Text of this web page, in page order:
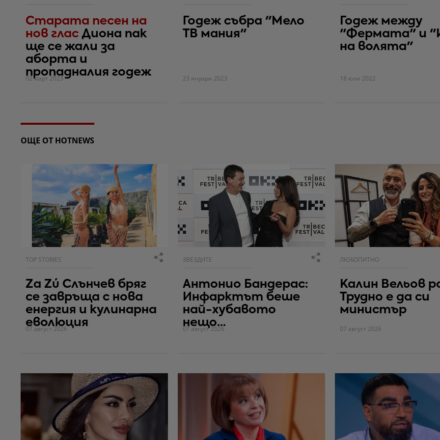
Старата песен на
нов глас Диона пак
ще се жали за
аборта и
пропадналия годеж
02 март 2023
Годеж събра "Мело
ТВ мания"
23 януари 2023
Годеж между
"Фермата" и
на волята"
18 юли 2022
ОЩЕ ОТ HOTNEWS
TOP STORIES
Za Zú Слънчев бряг
се завръща с нова
енергия и кулинарна
еволюция
07 август 2026
ЗВЕЗДИТЕ
Антонио Бандерас:
Инфарктът беше
най-хубавото
нещо...
07 август 2026
ЛЮБОПИТНО
Калин Вельов
Трудно е да си
министър
07 август 2026